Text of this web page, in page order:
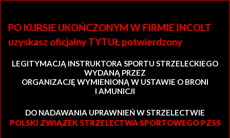
PO KURSIE UKOŃCZONYM W FIRMIE INCOLT
uzyskasz oficjalny TYTUŁ potwierdzony
LEGITYMACJĄ INSTRUKTORA SPORTU STRZELECKIEGO
WYDANĄ PRZEZ
ORGANIZACJĘ WYMIENIONĄ W USTAWIE O BRONI
I AMUNICJI
DO NADAWANIA UPRAWNIEŃ W STRZELECTWIE
POLSKI ZWIĄZEK STRZELECTWA SPORTOWEGO PZSS